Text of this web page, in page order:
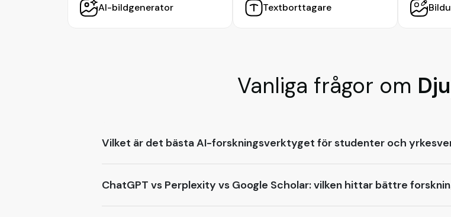
AI-bildgenerator Textborttagare
Vanliga frågor om
Vilket är det bästa AI-forskningsverktyget för studenter och
ChatGPT vs Perplexity vs Google Scholar: vilken hittar bättre